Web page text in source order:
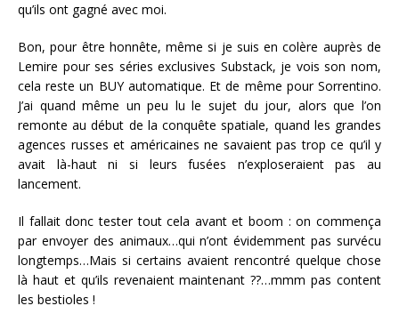
qu’ils ont gagné avec moi.
Bon, pour être honnête, même si je suis en colère auprès de
Lemire pour ses séries exclusives Substack, je vois son nom,
cela reste un BUY automatique. Et de même pour Sorrentino.
J’ai quand même un peu lu le sujet du jour, alors que l’on
remonte au début de la conquête spatiale, quand les grandes
agences russes et américaines ne savaient pas trop ce qu’il y
avait là-haut ni si leurs fusées n’exploseraient pas au
lancement.
Il fallait donc tester tout cela avant et boom : on commença
par envoyer des animaux…qui n’ont évidemment pas survécu
longtemps…Mais si certains avaient rencontré quelque chose
là haut et qu’ils revenaient maintenant ??…mmm pas content
les bestioles !